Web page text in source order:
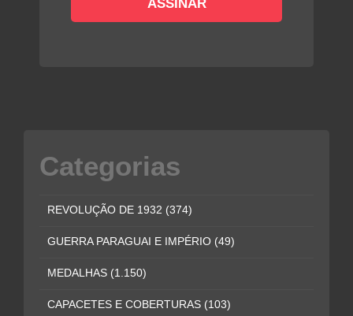
Categorias
REVOLUÇÃO DE 1932 (374)
GUERRA PARAGUAI E IMPÉRIO (49)
MEDALHAS (1.150)
CAPACETES E COBERTURAS (103)